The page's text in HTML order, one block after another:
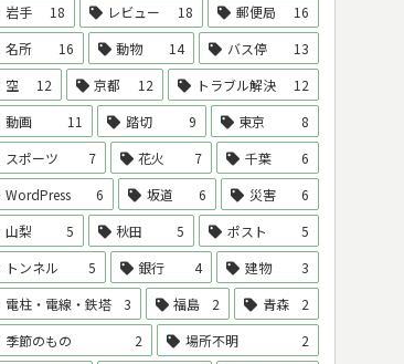
岩手
18 レビュー 18 郵便局
16
名所
16 動物 14 バス停
13
空
12 京都 12 トラブル解決
12
動画
11 踏切 9 東京
8
スポーツ
7 花火 7 千葉
6
WordPress
6 坂道 6 災害
6
山梨
5 秋田 5 ポスト
5
トンネル
5 銀行 4 建物
3
電柱・電線・鉄塔
3 福島 2 青森
2
季節のもの
2 場所不明
2